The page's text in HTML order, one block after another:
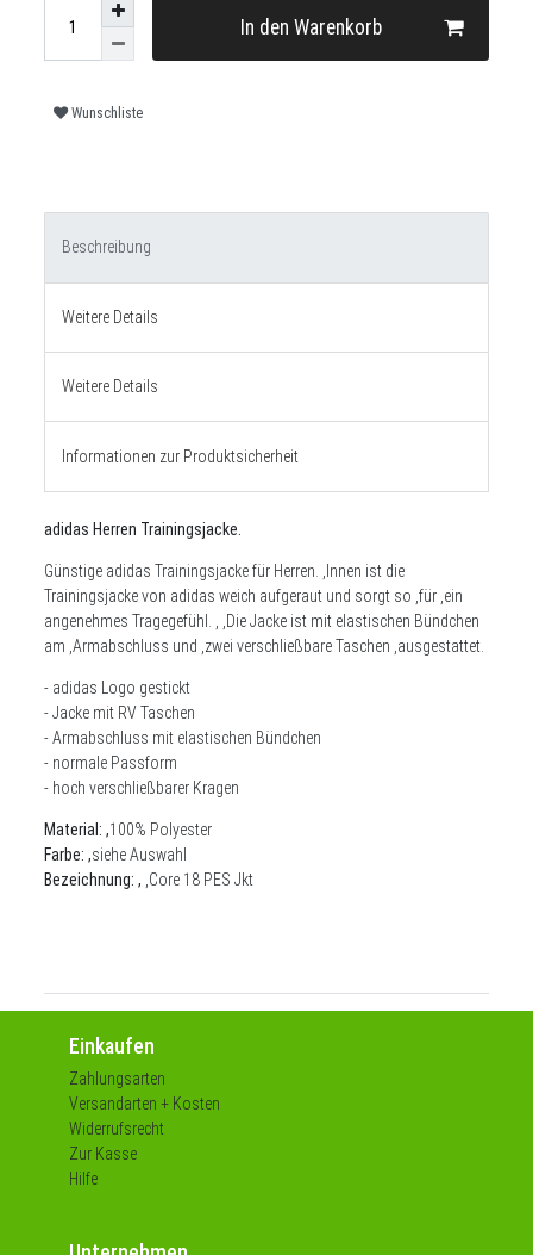
In den Warenkorb
Wunschliste
Beschreibung
Weitere Details
Weitere Details
Informationen zur Produktsicherheit
adidas Herren Trainingsjacke.
Günstige adidas Trainingsjacke für Herren. ,Innen ist die
Trainingsjacke von adidas weich aufgeraut und sorgt so ,für ,ein
angenehmes Tragegefühl. , ,Die Jacke ist mit elastischen Bündchen
am ,Armabschluss und ,zwei verschließbare Taschen ,ausgestattet.
- adidas Logo gestickt
- Jacke mit RV Taschen
- Armabschluss mit elastischen Bündchen
- normale Passform
- hoch verschließbarer Kragen
Material: ,100% Polyester
Farbe: ,siehe Auswahl
Bezeichnung: , ,Core 18 PES Jkt
Einkaufen
Zahlungsarten
Versandarten + Kosten
Widerrufsrecht
Zur Kasse
Hilfe